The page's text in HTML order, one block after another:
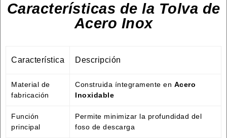
Características de la Tolva de
Acero Inox
Característica Descripción
Material de
fabricación
Construida íntegramente en Acero
Inoxidable
Función
principal
Permite minimizar la profundidad del
foso de descarga